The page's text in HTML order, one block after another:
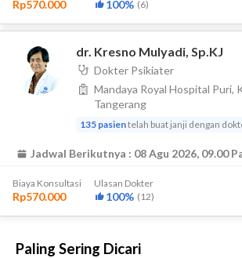
Paling Sering Dicari